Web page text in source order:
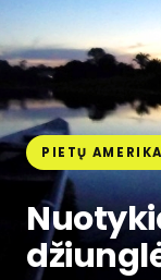
PIETŲ AMERIKA